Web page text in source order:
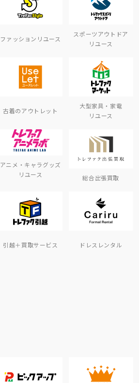
ファッションリユース
スポーツアウトドア
リユース
古着のアウトレット
大型家具・家電
リユース
アニメ・キャラグッズ
リユース
総合出張買取
引越＋買取サービス ドレスレンタル